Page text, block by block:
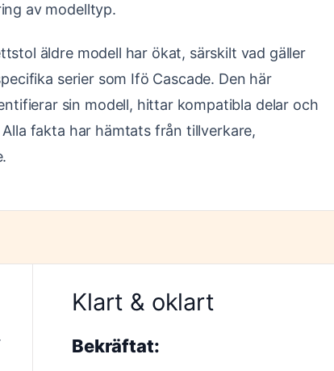
av modelltyp.
äldre modell har ökat, särskilt vad gäller
serier som Ifö Cascade. Den här
sin modell, hittar kompatibla delar och
fakta har hämtats från tillverkare,
Klart & oklart
Bekräftat: